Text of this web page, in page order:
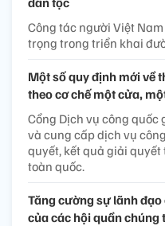
Công tác người Việt
trọng trong triển khai
Một số quy định mới về
theo cơ chế một cửa,
Cổng Dịch vụ công
và cung cấp dịch vụ
quyết, kết quả giải
toàn quốc.
Tăng cường sự lãnh
của các hội quần